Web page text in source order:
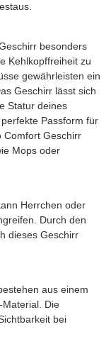
besonders
Kehlkopffreiheit zu
gewährleisten ein
Geschirr lässt sich
Statur deines
Passform für
Comfort Geschirr
Mops oder
Herrchen oder
Durch den
dieses Geschirr
aus einem
Die
bei